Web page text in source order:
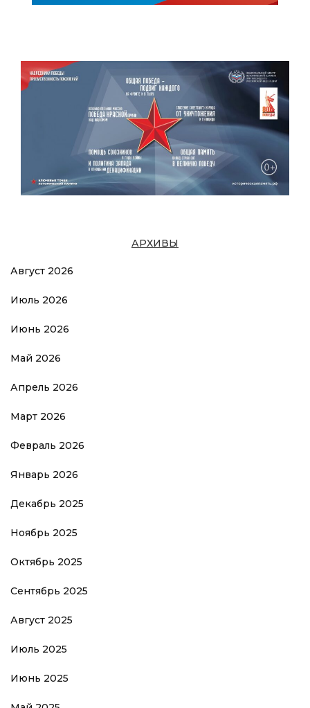
АРХИВЫ
Август 2026
Июль 2026
Июнь 2026
Май 2026
Апрель 2026
Март 2026
Февраль 2026
Январь 2026
Декабрь 2025
Ноябрь 2025
Октябрь 2025
Сентябрь 2025
Август 2025
Июль 2025
Июнь 2025